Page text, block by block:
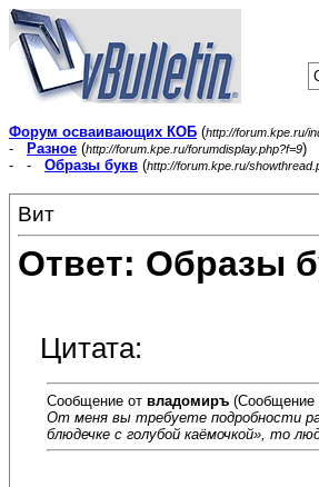
Форум осваивающих КОБ (http://forum.kpe.ru/
-
Разное (http://forum.kpe.ru/forumdisplay.php?f=9)
- - Образы букв (http://forum.kpe.ru/
Вит
Ответ: Образы
Цитата:
Сообщение от владомиръ (Сообщение
От меня вы требуете подробности
блюдечке с голубой каёмочкой», то